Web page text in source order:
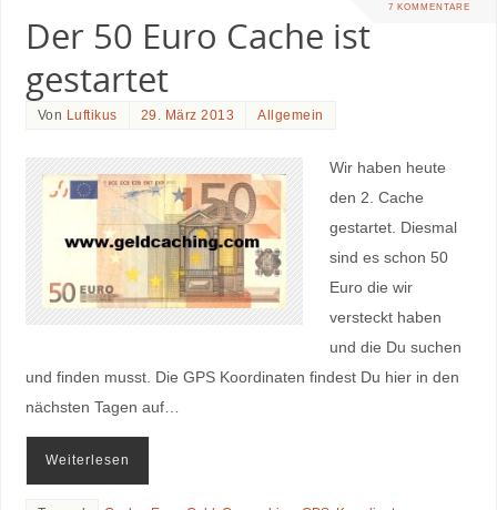
7 KOMMENTARE
Der 50 Euro Cache ist
gestartet
Von Luftikus 29. März 2013 Allgemein
Wir haben heute
den 2. Cache
gestartet. Diesmal
sind es schon 50
Euro die wir
versteckt haben
und die Du suchen
und finden musst. Die GPS Koordinaten findest Du hier in den
nächsten Tagen auf…
Weiterlesen